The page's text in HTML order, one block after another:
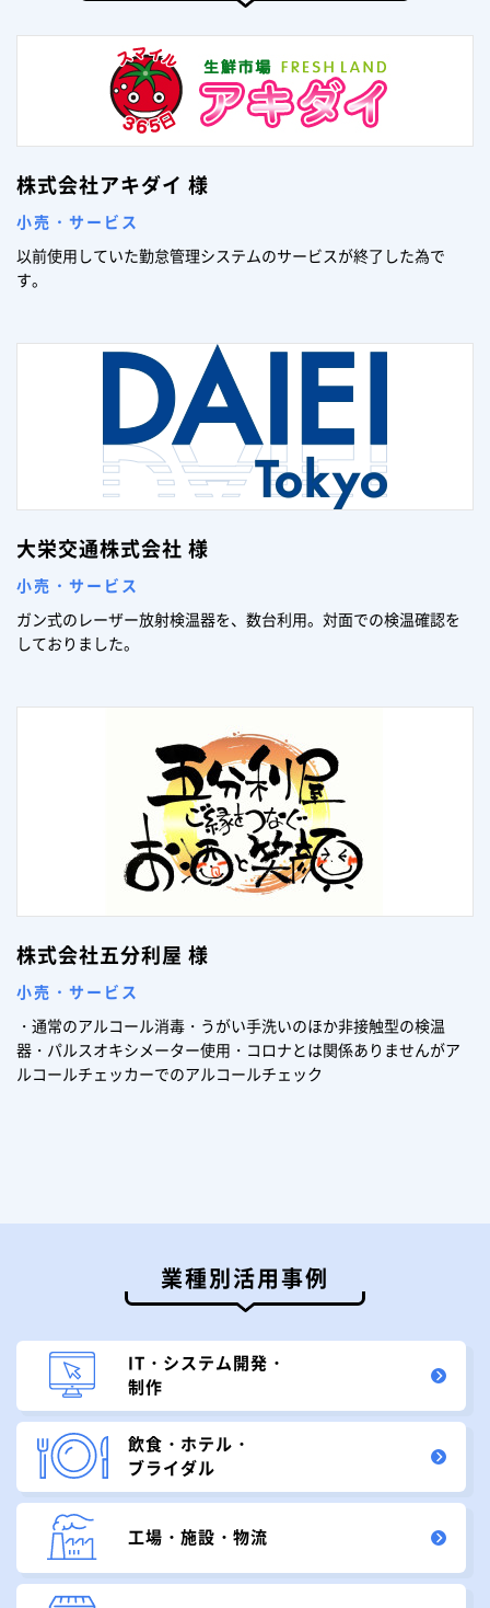
株式会社アキダイ 様
小売・サービス
以前使用していた勤怠管理システムのサービスが終了した為で
す。
大栄交通株式会社 様
小売・サービス
ガン式のレーザー放射検温器を、数台利用。対面での検温確認を
しておりました。
株式会社五分利屋 様
小売・サービス
・通常のアルコール消毒・うがい手洗いのほか非接触型の検温
器・パルスオキシメーター使用・コロナとは関係ありませんがア
ルコールチェッカーでのアルコールチェック
業種別活用事例
IT・システム開発・
制作
飲食・ホテル・
ブライダル
工場・施設・物流